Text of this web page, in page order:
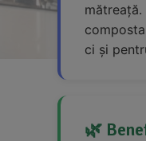
ci și
🌿